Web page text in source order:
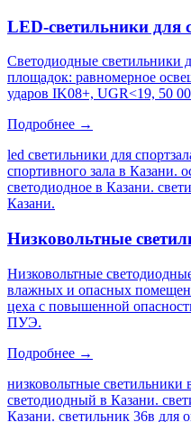
LED-светильники для
Светодиодные светильники
площадок: равномерное
ударов IK08+, UGR<19, 50
Подробнее →
led светильники для
спортивного зала в Казани.
светодиодное в Казани.
Казани.
Низковольтные
Низковольтные
влажных и опасных
цеха с повышенной
ПУЭ.
Подробнее →
низковольтные светильники
светодиодный в Казани.
Казани. светильник 36в